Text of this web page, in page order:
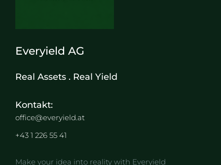
Everyield AG
Real Assets . Real Yield
Kontakt:
office@everyield.at
+43 1 226 55 41
Make your idea into reality with Everyield